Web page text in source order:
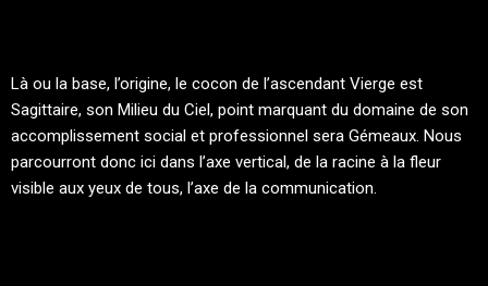
Là ou la base, l’origine, le cocon de l’ascendant Vierge est
Sagittaire, son Milieu du Ciel, point marquant du domaine de son
accomplissement social et professionnel sera Gémeaux. Nous
parcourront donc ici dans l’axe vertical, de la racine à la fleur
visible aux yeux de tous, l’axe de la communication.